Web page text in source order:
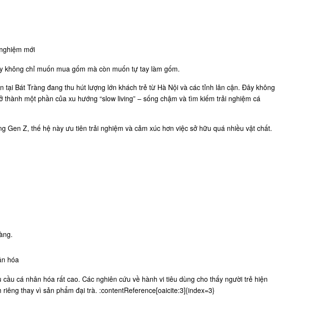
mới
không chỉ muốn mua gốm mà còn muốn tự tay làm gốm.
tại Bát Tràng đang thu hút lượng lớn khách trẻ từ Hà Nội và các tỉnh lân cận. Đây không
một phần của xu hướng “slow living” – sống chậm và tìm kiếm trải nghiệm cá
Gen Z, thế hệ này ưu tiên trải nghiệm và cảm xúc hơn việc sở hữu quá nhiều vật chất.
hóa
cá nhân hóa rất cao. Các nghiên cứu về hành vi tiêu dùng cho thấy người trẻ hiện
thay vì sản phẩm đại trà. :contentReference[oaicite:3]{index=3}